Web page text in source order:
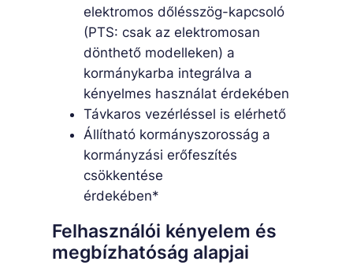
elektromos dőlésszög-kapcsoló
(PTS: csak az elektromosan
dönthető modelleken) a
kormánykarba integrálva a
kényelmes használat érdekében
Távkaros vezérléssel is elérhető
Állítható kormányszorosság a
kormányzási erőfeszítés
csökkentése
érdekében*
Felhasználói kényelem és
megbízhatóság alapjai